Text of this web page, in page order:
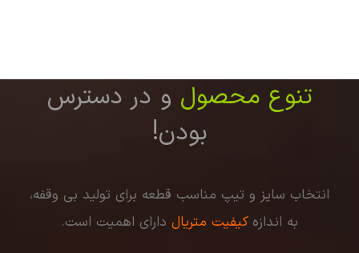
تنوع محصول و در دسترس
بودن!
انتخاب سایز و تیپ مناسب قطعه برای تولید بی وقفه،
به اندازهکیفیت متریال دارای اهمیت است.